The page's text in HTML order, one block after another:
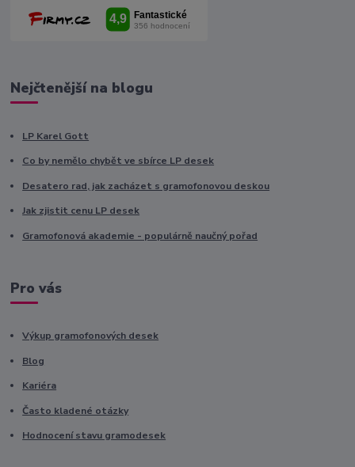
Nejčtenější na blogu
LP Karel Gott
Co by nemělo chybět ve sbírce LP desek
Desatero rad, jak zacházet s gramofonovou deskou
Jak zjistit cenu LP desek
Gramofonová akademie - populárně naučný pořad
Pro vás
Výkup gramofonových desek
Blog
Kariéra
Často kladené otázky
Hodnocení stavu gramodesek